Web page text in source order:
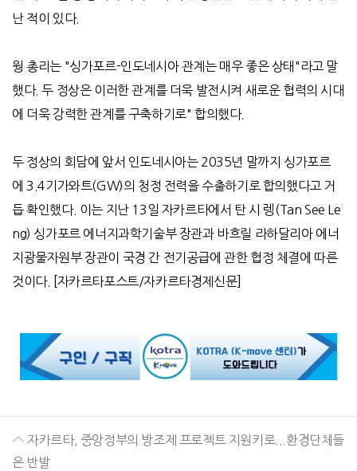
난 적이 있다.
웡 총리는 "싱가포르-인도네시아 관계는 매우 좋은 상태 "라고 말
했다. 두 정상은 이러한 관계를 더욱 발전시켜 새로운 협력의 시대
에 더욱 강력한 관계를 구축하기로"합의했다.
두 정상의 회담에 앞서 인도네시아는2035년 말까지 싱가포르
에 3.4기가와트(GW)의 청정 전력을 수출하기로 합의했다고 거
듭 확인했다. 이는 지난 13일 자카르타에서 탄 시 렝(Tan See Le
ng) 싱가포르 에너지과학기술부 장관과 바흐릴 라하달리아 에너
지광물자원부 장관이 국경 간 전기공급에 관한 협정 체결에 따른
것이다. [ 자카르타포스트/자카르타경제신문]
자카르타, 중앙정부의 방조제 프로젝트 지원키로...환경단체들
은 반발